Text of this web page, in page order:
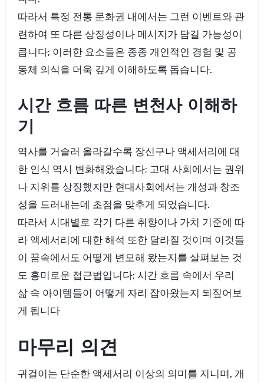
따라서 특정 전통 문화권 내에서는 그런 이벤트와 관
련하여 또 다른 상징성이나 메시지가 담길 가능성이
큽니다; 이러한 요소들은 종종 개인적인 경험 및 공
동체 의식을 더욱 깊게 이해하도록 돕습니다.
시간 흐름 따른 변천사 이해하
기
역사를 거슬러 올라갈수록 장신구나 액세서리에 대
한 인식 역시 변화해왔습니다; 고대 사회에서는 권위
나 지위를 상징했지만 현대사회에서는 개성과 창조
성을 드러내는데 초점을 맞추게 되었습니다.
따라서 시대별로 각기 다른 취향이나 가치 기준에 따
라 액세서리에 대한 해석 또한 달라질 것이며 이것들
이 꿈속에서도 어떻게 변모해 왔는지를 살펴보는 것
도 흥미로운 접근법입니다; 시간 흐름 속에서 우리
삶 속 아이템들이 어떻게 자리 잡아왔는지 되짚어보
게 됩니다
마무리 의견
귀걸이는 단순한 액세서리 이상의 의미를 지니며, 개